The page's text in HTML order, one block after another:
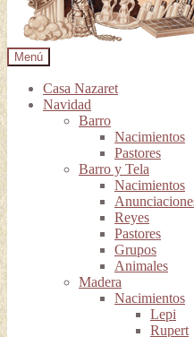
Menú
Casa Nazaret
Navidad
Barro
Nacimientos
Pastores
Barro y Tela
Nacimientos
Reyes
Pastores
Grupos
Animales
Madera
Nacimientos
Lepi
Rupert